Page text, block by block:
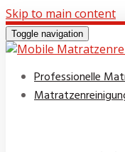
Skip to main content
Toggle navigation
Professionelle